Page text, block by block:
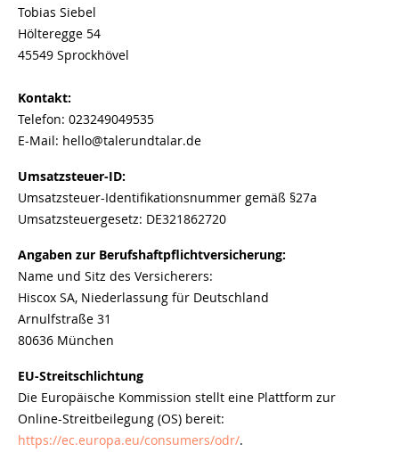
Tobias Siebel
Hölteregge 54
45549 Sprockhövel
Kontakt:
Telefon: 023249049535
E-Mail: hello@talerundtalar.de
Umsatzsteuer-ID:
Umsatzsteuer-Identifikationsnummer gemäß §27a
Umsatzsteuergesetz: DE321862720
Angaben zur Berufshaftpflichtversicherung:
Name und Sitz des Versicherers:
Hiscox SA, Niederlassung für Deutschland
Arnulfstraße 31
80636 München
EU-Streitschlichtung
Die Europäische Kommission stellt eine Plattform zur
Online-Streitbeilegung (OS) bereit:
https://ec.europa.eu/consumers/odr/.